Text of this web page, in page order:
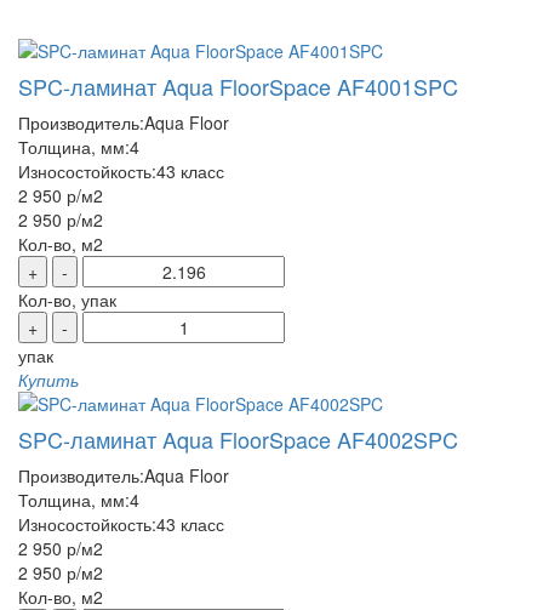
SPC-ламинат Aqua FloorSpace AF4001SPC
Производитель:Aqua Floor
Толщина, мм:4
Износостойкость:43 класс
2 950 р/м2
2 950 р/м2
Кол-во, м2
+
-
Кол-во, упак
+
-
упак
Купить
SPC-ламинат Aqua FloorSpace AF4002SPC
Производитель:Aqua Floor
Толщина, мм:4
Износостойкость:43 класс
2 950 р/м2
2 950 р/м2
Кол-во, м2